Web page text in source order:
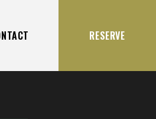
RESERVE